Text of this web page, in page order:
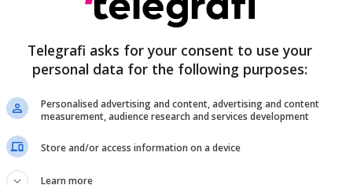
Telegrafi asks for your consent to use your
personal data for the following purposes:
Personalised advertising and content, advertising and content
measurement, audience research and services development
Store and/or access information on a device
Learn more